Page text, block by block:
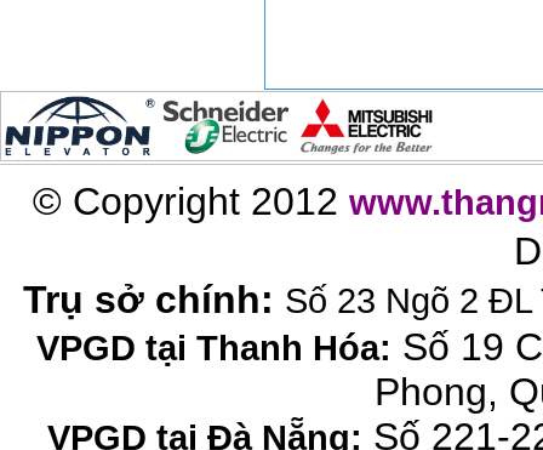
© Copyright 2012
Trụ sở chính: Số 23 Ngõ 2 ĐL
VPGD tại Thanh Hóa: Số 19
Phong,
VPGD tại Đà Nẵng: Số 221-